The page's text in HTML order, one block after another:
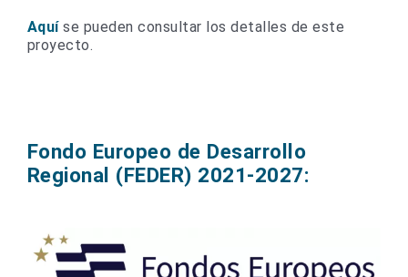
Aquíse pueden consultar los detalles de este
proyecto.
Fondo Europeo de Desarrollo
Regional (FEDER) 2021-2027: